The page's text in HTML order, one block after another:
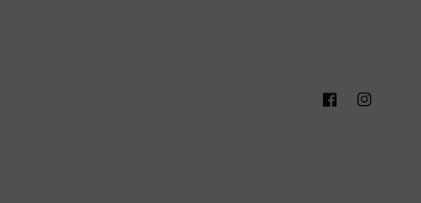
FacebookInstagram